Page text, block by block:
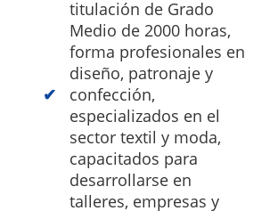
titulación de Grado
Medio de 2000 horas,
forma profesionales en
diseño, patronaje y
confección,
especializados en el
sector textil y moda,
capacitados para
desarrollarse en
talleres, empresas y